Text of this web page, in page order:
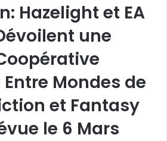
Hazelight et EA
une
Mondes de
et Fantasy
le 6 Mars